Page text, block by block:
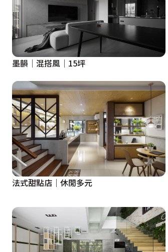
墨韻│混搭風│15坪
法式甜點店｜休閒多元